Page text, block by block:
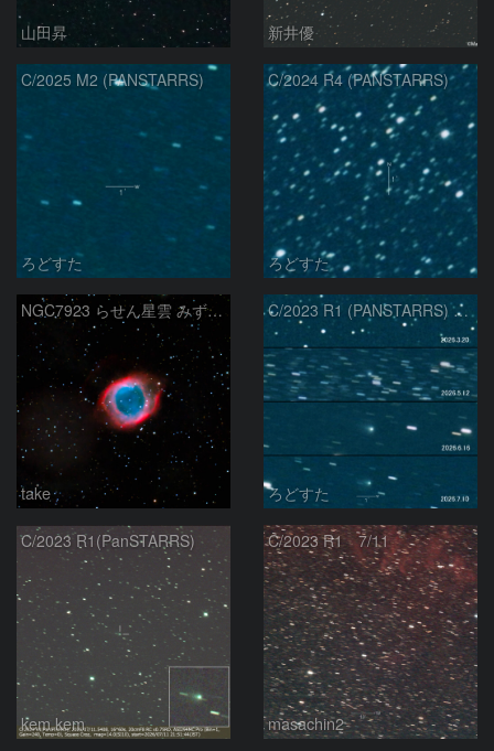
山田昇 新井優
C/2025 M2 (PANSTARRS)
ろどすた
C/2024 R4 (PANSTARRS)
ろどすた
NGC7923 らせん星雲 みずがめ座
take
C/2023 R1 (PANSTARRS) の変化
ろどすた
C/2023 R1(PanSTARRS)
kem.kem
C/2023 R1 7/11
masachin2